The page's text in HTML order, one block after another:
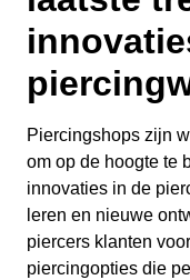
Piercingshops zijn
om op de hoogte te
innovaties in de
leren en nieuwe
piercers klanten
piercingopties die